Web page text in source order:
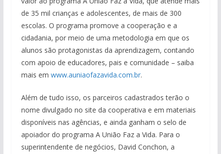
de 35 mil crianças e adolescentes, de mais de 300
escolas. O programa promove a cooperação e a
cidadania, por meio de uma metodologia em que os
alunos são protagonistas da aprendizagem, contando
com apoio de educadores, pais e comunidade – saiba
mais em www.auniaofazavida.com.br.
Além de tudo isso, os parceiros cadastrados terão o
nome divulgado no site da cooperativa e em materiais
disponíveis nas agências, e ainda ganham o selo de
apoiador do programa A União Faz a Vida. Para o
superintendente de negócios, David Conchon, a